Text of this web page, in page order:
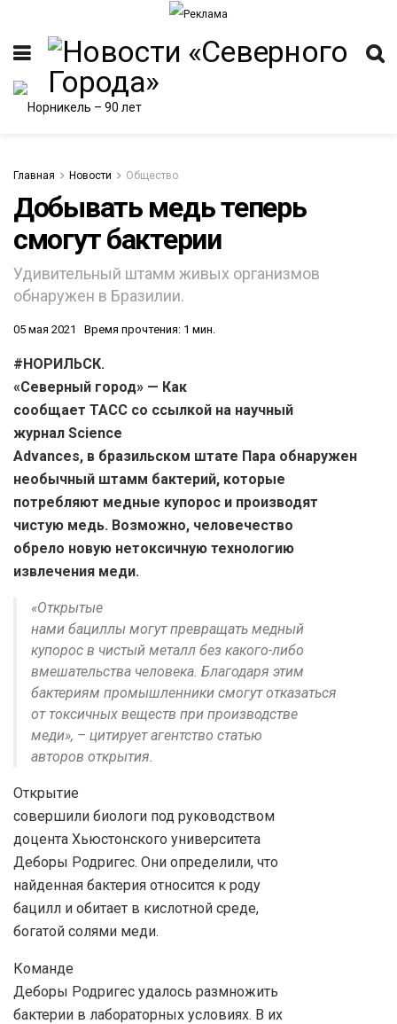
Главная Новости Общество
Добывать медь теперь
смогут бактерии
Удивительный штамм живых организмов
обнаружен в Бразилии.
05 мая 2021 Время прочтения: 1 мин.
#НОРИЛЬСК.
«Северный город» — Как
сообщает ТАСС со ссылкой на научный
журнал Science
Advances, в бразильском штате Пара обнаружен
необычный штамм бактерий, которые
потребляют медные купорос и производят
чистую медь. Возможно, человечество
обрело новую нетоксичную технологию
извлечения меди.
«Открытые
нами бациллы могут превращать медный
купорос в чистый металл без какого-либо
вмешательства человека. Благодаря этим
бактериям промышленники смогут отказаться
от токсичных веществ при производстве
меди», – цитирует агентство статью
авторов открытия.
Открытие
совершили биологи под руководством
доцента Хьюстонского университета
Деборы Родригес. Они определили, что
найденная бактерия относится к роду
бацилл и обитает в кислотной среде,
богатой солями меди.
Команде
Деборы Родригес удалось размножить
бактерии в лабораторных условиях. В их